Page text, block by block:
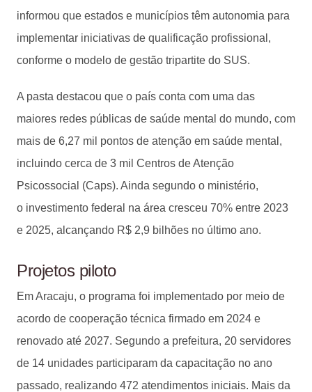
informou que estados e municípios têm autonomia para
implementar iniciativas de qualificação profissional,
conforme o modelo de gestão tripartite do SUS.
A pasta destacou que o país conta com uma das
maiores redes públicas de saúde mental do mundo, com
mais de 6,27 mil pontos de atenção em saúde mental,
incluindo cerca de 3 mil Centros de Atenção
Psicossocial (Caps). Ainda segundo o ministério,
o investimento federal na área cresceu 70% entre 2023
e 2025, alcançando R$ 2,9 bilhões no último ano.
Projetos piloto
Em Aracaju, o programa foi implementado por meio de
acordo de cooperação técnica firmado em 2024 e
renovado até 2027. Segundo a prefeitura, 20 servidores
de 14 unidades participaram da capacitação no ano
passado, realizando 472 atendimentos iniciais. Mais da